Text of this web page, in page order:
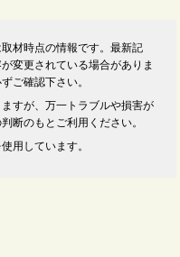
材時点の情報です。最新記
変更されている場合がありま
ご確認下さい。
すが、万一トラブルや損害が
断のもとご利用ください。
用しています。